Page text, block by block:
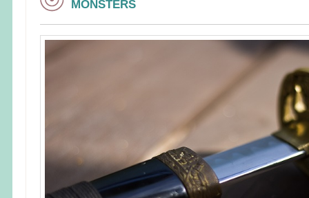
MONSTERS